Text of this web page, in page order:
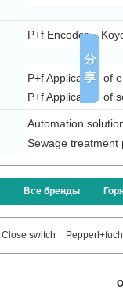
P+f Encoder
P+f Application of
P+f Application of
Automation
Sewage treatment
Все бренды
switch